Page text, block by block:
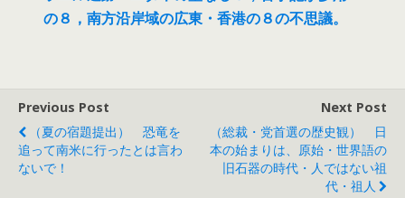
の８，南方沿岸域の広東・香港の８の不思議。
Previous Post
（夏の宿題提出） 恐竜を
追って南米に行ったとは言わ
ないで！
Next Post
（総裁・党首選の歴史観） 日
本の始まりは、原始・世界語の
旧石器の時代・人ではない祖
代・祖人